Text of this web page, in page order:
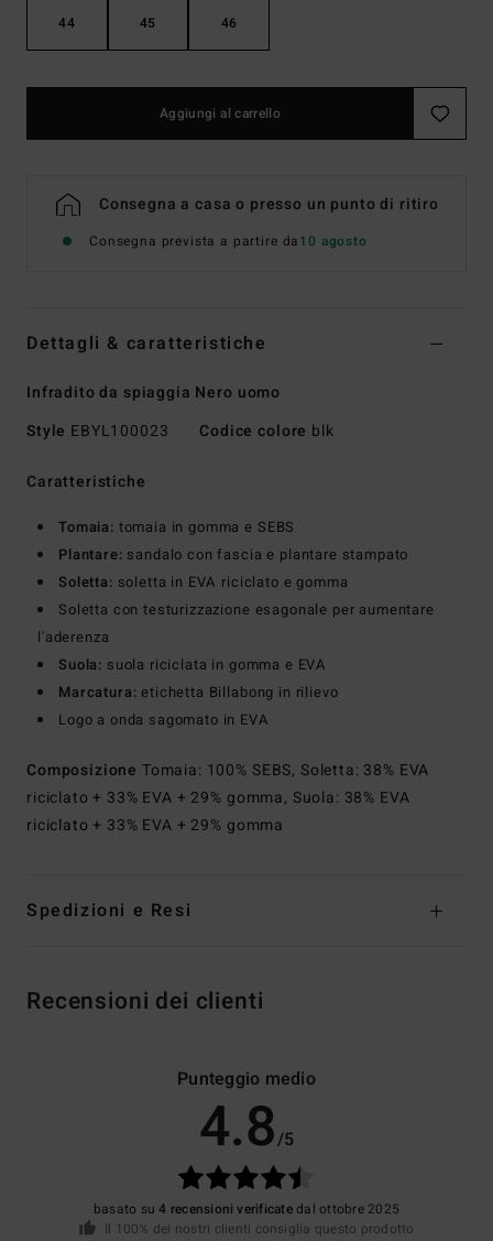
44 45 46
Aggiungi al carrello
Consegna a casa o presso un punto di ritiro
Consegna prevista a partire da10 agosto
Dettagli & caratteristiche
Infradito da spiaggia Nero uomo
Style EBYL100023 Codice colore blk
Caratteristiche
Tomaia: tomaia in gomma e SEBS
Plantare: sandalo con fascia e plantare stampato
Soletta: soletta in EVA riciclato e gomma
Soletta con testurizzazione esagonale per aumentare
l'aderenza
Suola: suola riciclata in gomma e EVA
Marcatura: etichetta Billabong in rilievo
Logo a onda sagomato in EVA
Composizione Tomaia: 100% SEBS, Soletta: 38% EVA
riciclato + 33% EVA + 29% gomma, Suola: 38% EVA
riciclato + 33% EVA + 29% gomma
Spedizioni e Resi
Recensioni dei clienti
Punteggio medio
4.8/5
basato su4 recensioni verificatedal ottobre 2025
Il 100% dei nostri clienti consiglia questo prodotto